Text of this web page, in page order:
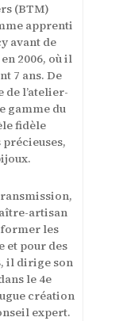
(BTM)
apprenti
avant de
2006, où il
7 ans. De
de l’atelier-
gamme du
fidèle
artisan
les
et pour des
il dirige son
le 4e
création
expert.